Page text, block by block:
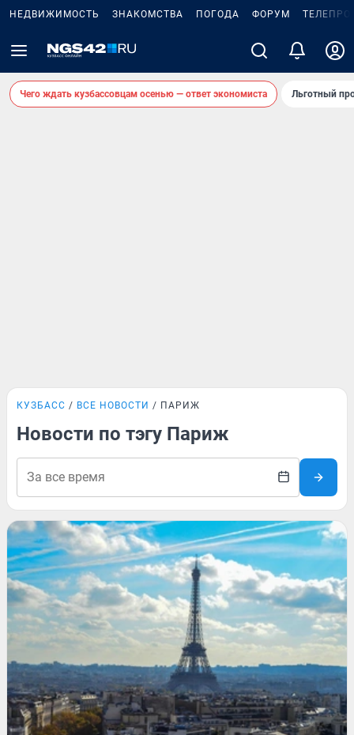
НЕДВИЖИМОСТЬ ЗНАКОМСТВА ПОГОДА ФОРУМ
Чего ждать кузбассовцам осенью — ответ экономиста Льготный
КУЗБАСС ВСЕ НОВОСТИ ПАРИЖ
Новости по тэгу Париж